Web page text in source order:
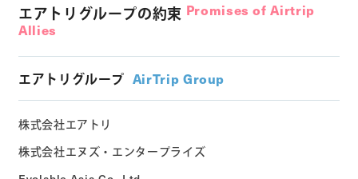
エアトリグループの約束 Promises of Airtrip
Allies
エアトリグループ AirTrip Group
株式会社エアトリ
株式会社エヌズ・エンタープライズ